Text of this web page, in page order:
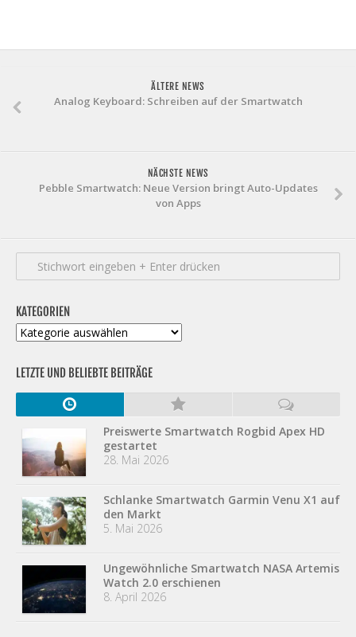
ÄLTERE NEWS
Analog Keyboard: Schreiben auf der Smartwatch
NÄCHSTE NEWS
Pebble Smartwatch: Neue Version bringt Auto-Updates
von Apps
KATEGORIEN
Kategorien
LETZTE UND BELIEBTE BEITRÄGE
Preiswerte Smartwatch Rogbid Apex HD
gestartet
28. Mai 2026
Schlanke Smartwatch Garmin Venu X1 auf
den Markt
5. Mai 2026
Ungewöhnliche Smartwatch NASA Artemis
Watch 2.0 erschienen
8. April 2026